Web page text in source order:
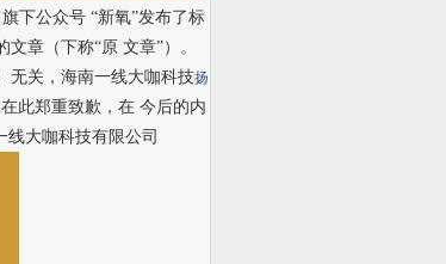
下公众号 “新氧”发布了标
章（下称“原 文章”）。
无关，海南一线大咖科技扬
此郑重致歉，在 今后的内
大咖科技有限公司